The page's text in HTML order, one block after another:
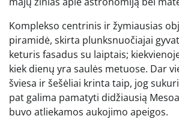
Komplekso centrinis ir žymiausias
piramidė, skirta plunksnuočiajai
keturis fasadus su laiptais;
kiek dienų yra saulės metuose. Dar
šviesa ir šešėliai krinta taip, jog
pat galima pamatyti didžiausią
buvo atliekamos aukojimo apeigos.